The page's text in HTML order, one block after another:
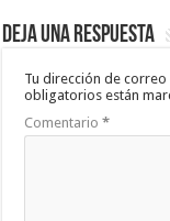
Deja una respuesta
Tu dirección de
obligatorios están
Comentario*